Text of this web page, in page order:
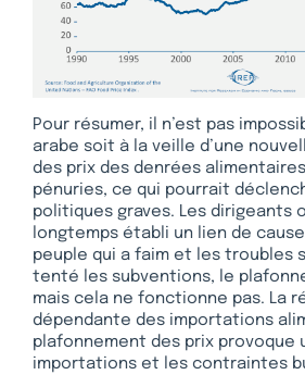
Pour résumer, il n’est pas
arabe soit à la veille d’une
des prix des denrées
pénuries, ce qui pourrait
politiques graves. Les dirigeants
longtemps établi un lien de
peuple qui a faim et les troubles
tenté les subventions, le
mais cela ne fonctionne pas. La
dépendante des importations
plafonnement des prix provoque
importations et les contraintes